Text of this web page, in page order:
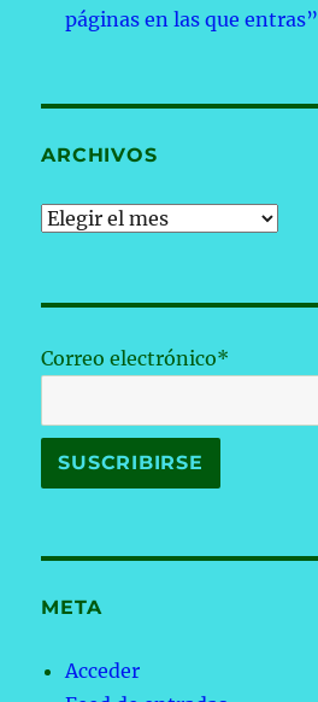
páginas en las que entras”
ARCHIVOS
Archivos
Correo electrónico*
META
Acceder